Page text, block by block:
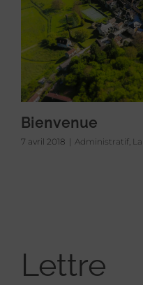
Bienvenue
7 avril 2018 | Administratif,
Lettre